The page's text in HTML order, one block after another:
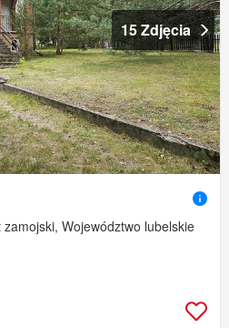
15 Zdjęcia
Województwo lubelskie